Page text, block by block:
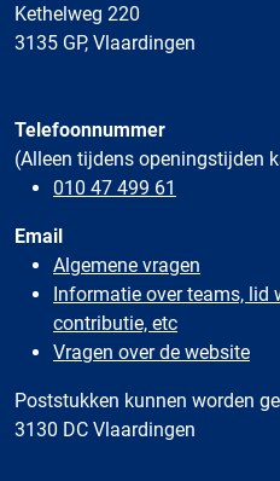
Kethelweg 220
3135 GP, Vlaardingen
Telefoonnummer
(Alleen tijdens openingstijden
010 47 499 61
Email
Algemene vragen
Informatie over teams, lid
contributie, etc
Vragen over de website
Poststukken kunnen worden
3130 DC Vlaardingen